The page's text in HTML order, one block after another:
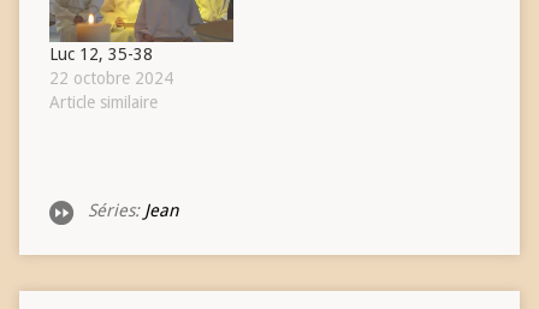
Luc 12, 35-38
22 octobre 2024
Article similaire
Séries: Jean